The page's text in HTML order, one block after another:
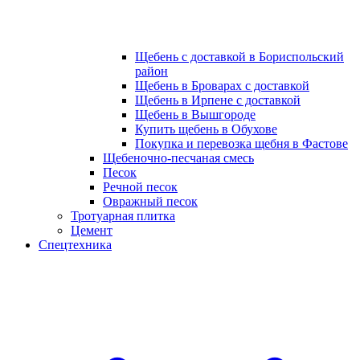
Щебень с доставкой в Бориспольский
район
Щебень в Броварах с доставкой
Щебень в Ирпене с доставкой
Щебень в Вышгороде
Купить щебень в Обухове
Покупка и перевозка щебня в Фастове
Щебеночно-песчаная смесь
Песок
Речной песок
Овражный песок
Тротуарная плитка
Цемент
Спецтехника